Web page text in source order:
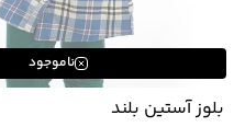
ناموجود
بلوز آستین بلند